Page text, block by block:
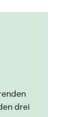
drei